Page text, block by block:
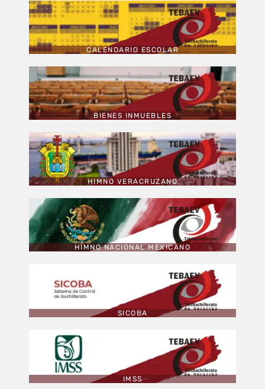
CALENDARIO ESCOLAR
BIENES INMUEBLES
HIMNO VERACRUZANO
HIMNO NACIONAL MEXICANO
SICOBA
IMSS